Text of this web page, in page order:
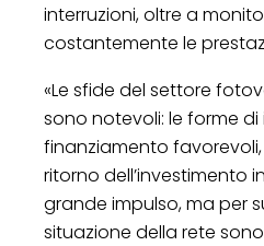
interruzioni, oltre a
costantemente le
«Le sfide del settore
sono notevoli: le forme
finanziamento
ritorno dell’investimento
grande impulso, ma per
situazione della rete